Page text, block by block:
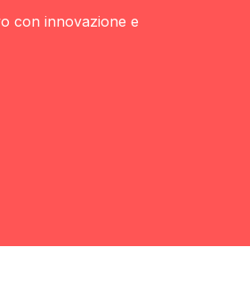
con innovazione e